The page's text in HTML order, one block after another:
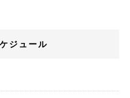
ジュール